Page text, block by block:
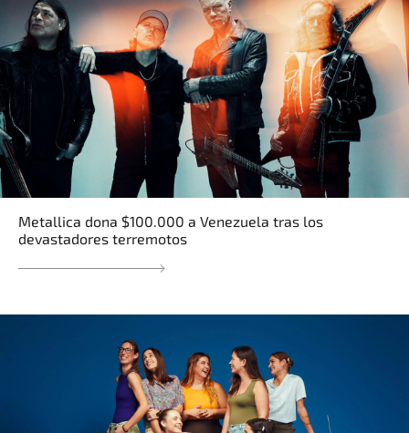
Metallica dona $100.000 a Venezuela tras los
devastadores terremotos